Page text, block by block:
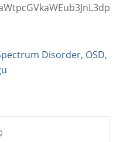
Disorder, OSD,